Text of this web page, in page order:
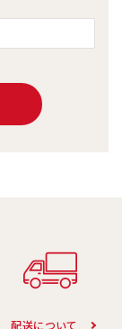
配送について